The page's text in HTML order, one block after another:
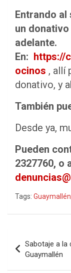
Entrando al
un
adelante.
En: https://
ocinos , allí
donativo, y
También
Desde ya,
Pueden
2327760, o
Tags: Guaymallén
de
entradas
Sabotaje a la
Guaymallén